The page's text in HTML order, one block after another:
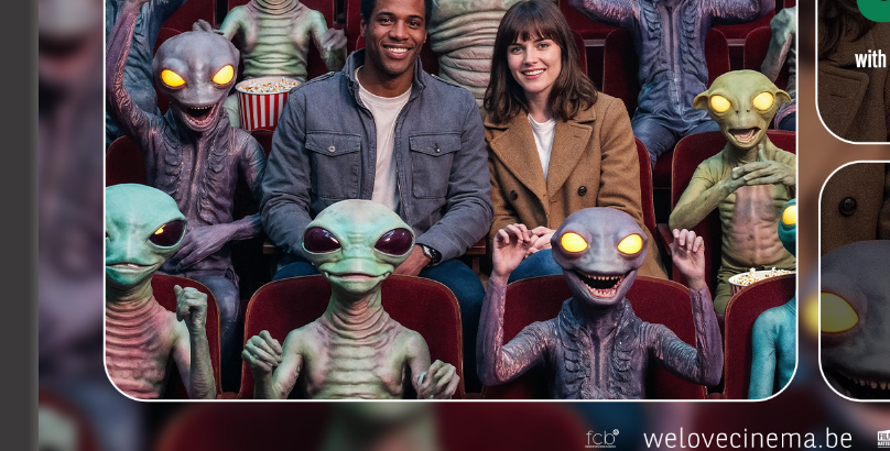
Een project als dit kan wel wat Hollywoodglamour gebruiken, en dus Illumination en studio
Universal brachten een opvallend duo acteurs samen. Timothée Chalamet zal zijn stem lenen
aan het personage van Joe, meteen zijn eerste uitstapje in de animatiewereld. Voor de rol van
astro-botanicus Fran mag niemand minder dan Selena Gomez opdraven. De bijrollen zijn
trouwens niet minder imposant. Zo ontfermt Brett Goldstein (Ted Lasso) zich over Agent Zandro,
terwijl de buitenaardse wezens tot leven worden gewekt door de Britse komische acteurs Rob
Brydon, Diane Morgan en Jamie Demetriou. Ook Oscarwinnares Allison Janney (
I, Tonya) en
Lamorne Morris maken deel uit van de cast.